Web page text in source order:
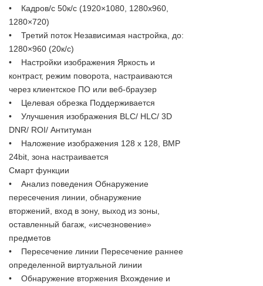
• Кадров/с 50к/с (1920×1080, 1280х960,
1280×720)
• Третий поток Независимая настройка, до:
1280×960 (20к/с)
• Настройки изображения Яркость и
контраст, режим поворота, настраиваются
через клиентское ПО или веб-браузер
• Целевая обрезка Поддерживается
• Улучшения изображения BLC/ HLC/ 3D
DNR/ ROI/ Антитуман
• Наложение изображения 128 x 128, BMP
24bit, зона настраивается
Смарт функции
• Анализ поведения Обнаружение
пересечения линии, обнаружение
вторжений, вход в зону, выход из зоны,
оставленный багаж, «исчезновение»
предметов
• Пересечение линии Пересечение раннее
определенной виртуальной линии
• Обнаружение вторжения Вхождение и